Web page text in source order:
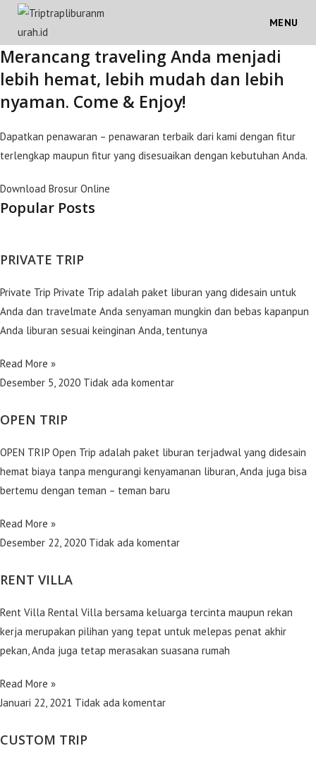
content
MENU
Merancang traveling Anda menjadi
lebih hemat, lebih mudah dan lebih
nyaman. Come & Enjoy!
Dapatkan penawaran – penawaran terbaik dari kami dengan fitur
terlengkap maupun fitur yang disesuaikan dengan kebutuhan Anda.
Download Brosur Online
Popular Posts
PRIVATE TRIP
Private Trip Private Trip adalah paket liburan yang didesain untuk
Anda dan travelmate Anda senyaman mungkin dan bebas kapanpun
Anda liburan sesuai keinginan Anda, tentunya
Read More »
Desember 5, 2020 Tidak ada komentar
OPEN TRIP
OPEN TRIP Open Trip adalah paket liburan terjadwal yang didesain
hemat biaya tanpa mengurangi kenyamanan liburan, Anda juga bisa
bertemu dengan teman – teman baru
Read More »
Desember 22, 2020 Tidak ada komentar
RENT VILLA
Rent Villa Rental Villa bersama keluarga tercinta maupun rekan
kerja merupakan pilihan yang tepat untuk melepas penat akhir
pekan, Anda juga tetap merasakan suasana rumah
Read More »
Januari 22, 2021 Tidak ada komentar
CUSTOM TRIP